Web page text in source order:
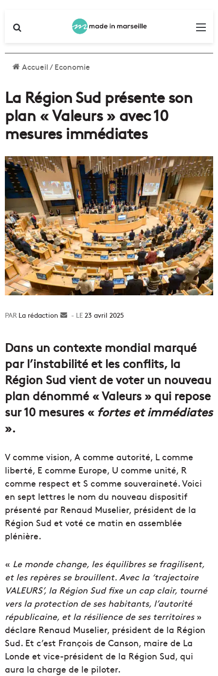
Accueil/Economie
La Région Sud présente son
plan « Valeurs » avec 10
mesures immédiates
La rédaction
Envoyer23 avril 2025
Dans un contexte mondial marqué
par l’instabilité et les conflits, la
Région Sud vient de voter un nouveau
plan dénommé « Valeurs » qui repose
sur 10 mesures « fortes et immédiates
».
V comme vision, A comme autorité, L comme
liberté, E comme Europe, U comme unité, R
comme respect et S comme souveraineté. Voici
en sept lettres le nom du nouveau dispositif
présenté par Renaud Muselier, président de la
Région Sud et voté ce matin en assemblée
plénière.
« Le monde change, les équilibres se fragilisent,
et les repères se brouillent. Avec la ‘trajectoire
VALEURS’, la Région Sud fixe un cap clair, tourné
vers la protection de ses habitants, l’autorité
républicaine, et la résilience de ses territoires»
déclare Renaud Muselier, président de la Région
Sud. Et c’est François de Canson, maire de La
Londe et vice-président de la Région Sud, qui
aura la charge de le piloter.